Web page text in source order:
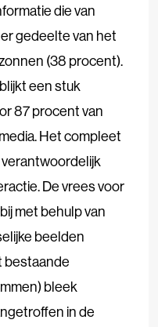
die van
gedeelte van het
(38 procent).
een stuk
87 procent van
Het compleet
De vrees voor
met behulp van
beelden
bestaande
bleek
in de